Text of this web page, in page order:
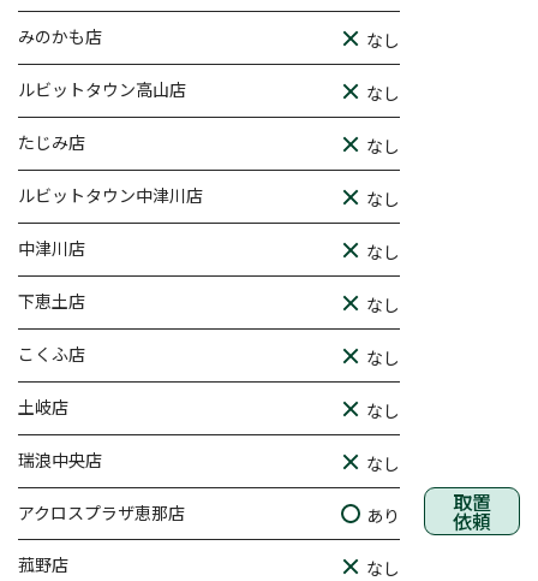
みのかも店 なし
ルビットタウン高山店 なし
たじみ店 なし
ルビットタウン中津川店 なし
中津川店 なし
下恵土店 なし
こくふ店 なし
土岐店 なし
瑞浪中央店 なし
アクロスプラザ恵那店 あり 取置
依頼
菰野店 なし